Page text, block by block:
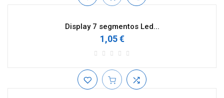
Display 7 segmentos Led...
1,05 €